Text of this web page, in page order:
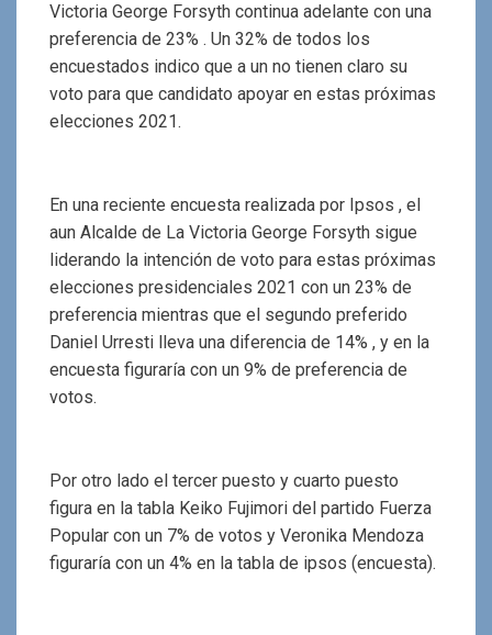
Victoria George Forsyth continua adelante con una
preferencia de 23% . Un 32% de todos los
encuestados indico que a un no tienen claro su
voto para que candidato apoyar en estas próximas
elecciones 2021.
En una reciente encuesta realizada por Ipsos , el
aun Alcalde de La Victoria George Forsyth sigue
liderando la intención de voto para estas próximas
elecciones presidenciales 2021 con un 23% de
preferencia mientras que el segundo preferido
Daniel Urresti lleva una diferencia de 14% , y en la
encuesta figuraría con un 9% de preferencia de
votos.
Por otro lado el tercer puesto y cuarto puesto
figura en la tabla Keiko Fujimori del partido Fuerza
Popular con un 7% de votos y Veronika Mendoza
figuraría con un 4% en la tabla de ipsos (encuesta).